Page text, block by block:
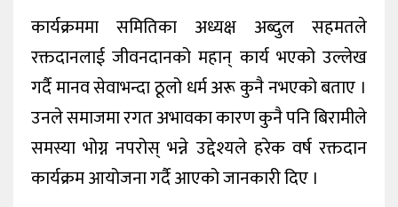
कार्यक्रममा समितिका अध्यक्ष अब्दुल सहमतले
रक्तदानलाई जीवनदानको महान् कार्य भएको उल्लेख
गर्दै मानव सेवाभन्दा ठूलो धर्म अरू कुनै नभएको बताए ।
उनले समाजमा रगत अभावका कारण कुनै पनि बिरामीले
समस्या भोग्न नपरोस् भन्ने उद्देश्यले हरेक वर्ष रक्तदान
कार्यक्रम आयोजना गर्दै आएको जानकारी दिए ।